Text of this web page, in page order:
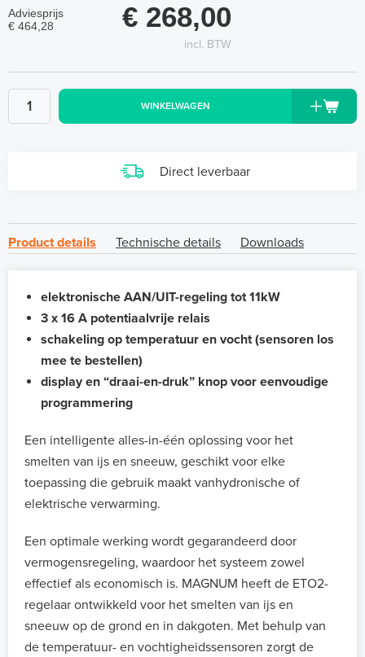
Adviesprijs
€ 464,28
€ 268,00
incl. BTW
WINKELWAGEN
Direct leverbaar
Product details Technische details Downloads
elektronische AAN/UIT-regeling tot 11kW
3 x 16 A potentiaalvrije relais
schakeling op temperatuur en vocht (sensoren los
mee te bestellen)
display en “draai-en-druk” knop voor eenvoudige
programmering
Een intelligente alles-in-één oplossing voor het
smelten van ijs en sneeuw, geschikt voor elke
toepassing die gebruik maakt vanhydronische of
elektrische verwarming.
Een optimale werking wordt gegarandeerd door
vermogensregeling, waardoor het systeem zowel
effectief als economisch is. MAGNUM heeft de ETO2-
regelaar ontwikkeld voor het smelten van ijs en
sneeuw op de grond en in dakgoten. Met behulp van
de temperatuur- en vochtigheidssensoren zorgt de